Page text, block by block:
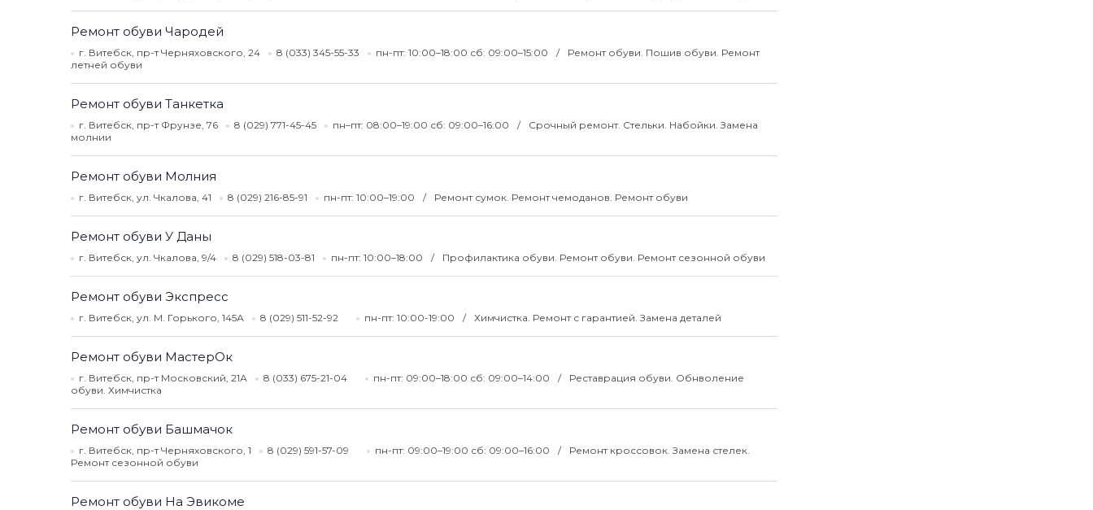
Ремонт обуви Чародей
г. Витебск, пр-т Черняховского, 24 8 (033) 345-55-33 пн-пт: 10:00–18:00 сб: 09:00–15:00
Ремонт обуви. Пошив обуви. Ремонт
летней обуви
Ремонт обуви Танкетка
г. Витебск, пр-т Фрунзе, 76 8 (029) 771-45-45 пн–пт: 08:00–19:00 сб: 09:00–16:00
Срочный ремонт. Стельки. Набойки. Замена
молнии
Ремонт обуви Молния
г. Витебск, ул. Чкалова, 41 8 (029) 216-85-91 пн-пт: 10:00–19:00 Ремонт сумок. Ремонт чемоданов. Ремонт обуви
Ремонт обуви У Даны
г. Витебск, ул. Чкалова, 9/4 8 (029) 518-03-81 пн-пт: 10:00–18:00 Профилактика обуви. Ремонт обуви. Ремонт сезонной обуви
Ремонт обуви Экспресс
г. Витебск, ул. М. Горького, 145А 8 (029) 511-52-92 пн-пт: 10:00-19:00 Химчистка. Ремонт с гарантией. Замена деталей
Ремонт обуви МастерОк
г. Витебск, пр-т Московский, 21А 8 (033) 675-21-04 пн-пт: 09:00–18:00 сб: 09:00–14:00
Реставрация обуви. Обнволение
обуви. Химчистка
Ремонт обуви Башмачок
г. Витебск, пр-т Черняховского, 1 8 (029) 591-57-09 пн-пт: 09:00–19:00 сб: 09:00–16:00
Ремонт кроссовок. Замена стелек.
Ремонт сезонной обуви
Ремонт обуви На Эвикоме